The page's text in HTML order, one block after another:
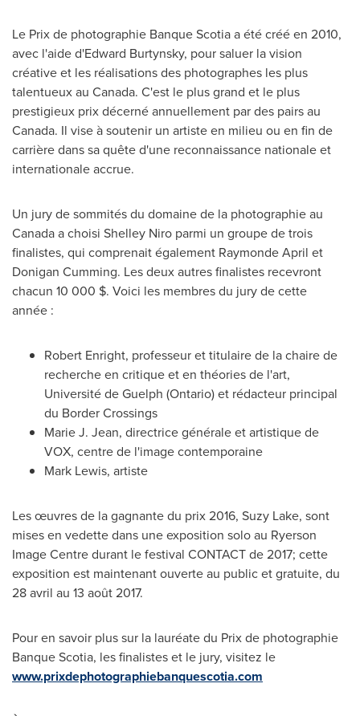
Le Prix de photographie Banque Scotia a été créé en 2010,
avec l'aide d'Edward Burtynsky, pour saluer la vision
créative et les réalisations des photographes les plus
talentueux au Canada. C'est le plus grand et le plus
prestigieux prix décerné annuellement par des pairs au
Canada. Il vise à soutenir un artiste en milieu ou en fin de
carrière dans sa quête d'une reconnaissance nationale et
internationale accrue.
Un jury de sommités du domaine de la photographie au
Canadaa choisi Shelley Niro parmi un groupe de trois
finalistes, qui comprenait également Raymonde April et
Donigan Cumming. Les deux autres finalistes recevront
chacun 10 000 $. Voici les membres du jury de cette
année :
Robert Enright, professeur et titulaire de la chaire de
recherche en critique et en théories de l'art,
Université deGuelph (Ontario) et rédacteur principal
du Border Crossings
Marie J. Jean, directrice générale et artistique de
VOX, centre de l'image contemporaine
Mark Lewis, artiste
Les œuvres de la gagnante du prix 2016, Suzy Lake, sont
mises en vedette dans une exposition solo au Ryerson
Image Centre durant le festival CONTACT de 2017; cette
exposition est maintenant ouverte au public et gratuite, du
28 avril au 13 août 2017.
Pour en savoir plus sur la lauréate du Prix de photographie
Banque Scotia, les finalistes et le jury, visitez le
www.prixdephotographiebanquescotia.com